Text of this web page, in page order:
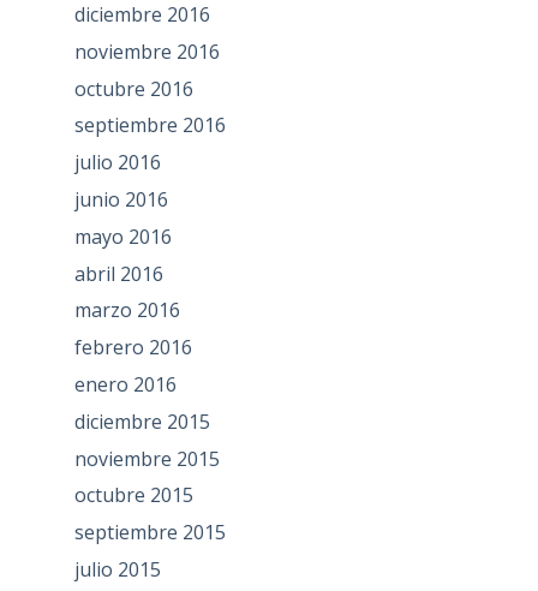
diciembre 2016
noviembre 2016
octubre 2016
septiembre 2016
julio 2016
junio 2016
mayo 2016
abril 2016
marzo 2016
febrero 2016
enero 2016
diciembre 2015
noviembre 2015
octubre 2015
septiembre 2015
julio 2015